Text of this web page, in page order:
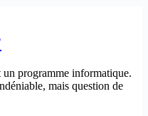
programme informatique.
mais question de